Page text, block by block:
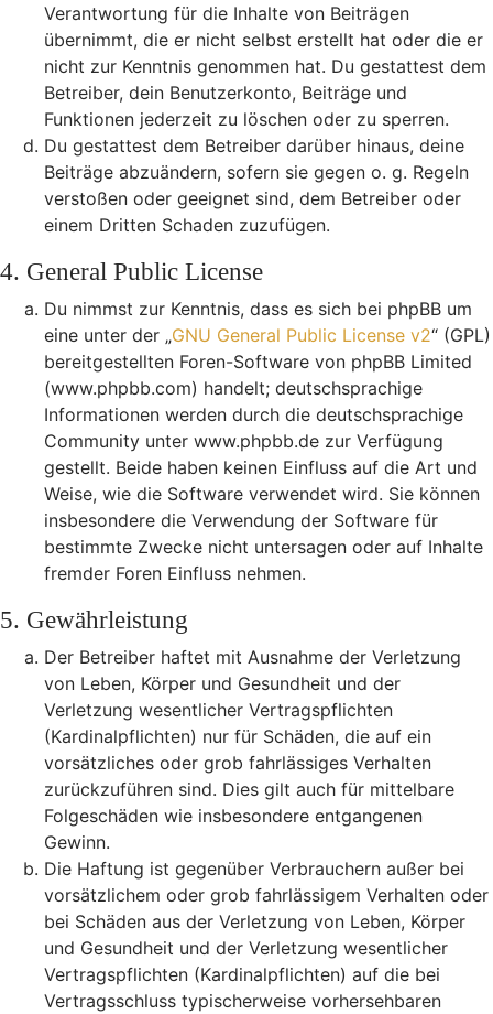
Verantwortung für die Inhalte von Beiträgen
übernimmt, die er nicht selbst erstellt hat oder die er
nicht zur Kenntnis genommen hat. Du gestattest dem
Betreiber, dein Benutzerkonto, Beiträge und
Funktionen jederzeit zu löschen oder zu sperren.
Du gestattest dem Betreiber darüber hinaus, deine
Beiträge abzuändern, sofern sie gegen o. g. Regeln
verstoßen oder geeignet sind, dem Betreiber oder
einem Dritten Schaden zuzufügen.
4. General Public License
Du nimmst zur Kenntnis, dass es sich bei phpBB um
eine unter der „GNU General Public License v2“ (GPL)
bereitgestellten Foren-Software von phpBB Limited
(www.phpbb.com) handelt; deutschsprachige
Informationen werden durch die deutschsprachige
Community unter www.phpbb.de zur Verfügung
gestellt. Beide haben keinen Einfluss auf die Art und
Weise, wie die Software verwendet wird. Sie können
insbesondere die Verwendung der Software für
bestimmte Zwecke nicht untersagen oder auf Inhalte
fremder Foren Einfluss nehmen.
5. Gewährleistung
Der Betreiber haftet mit Ausnahme der Verletzung
von Leben, Körper und Gesundheit und der
Verletzung wesentlicher Vertragspflichten
(Kardinalpflichten) nur für Schäden, die auf ein
vorsätzliches oder grob fahrlässiges Verhalten
zurückzuführen sind. Dies gilt auch für mittelbare
Folgeschäden wie insbesondere entgangenen
Gewinn.
Die Haftung ist gegenüber Verbrauchern außer bei
vorsätzlichem oder grob fahrlässigem Verhalten oder
bei Schäden aus der Verletzung von Leben, Körper
und Gesundheit und der Verletzung wesentlicher
Vertragspflichten (Kardinalpflichten) auf die bei
Vertragsschluss typischerweise vorhersehbaren